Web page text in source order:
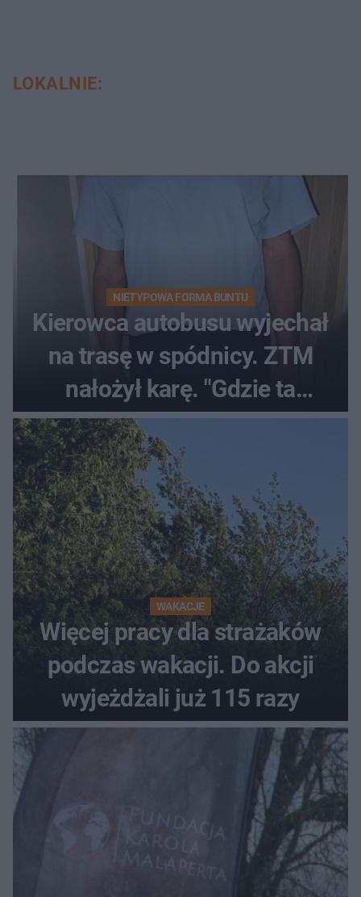
LOKALNIE:
NIETYPOWA FORMA BUNTU
Kierowca autobusu wyjechał
na trasę w spódnicy. ZTM
nałożył karę. "Gdzie ta
tolerancja?"
WAKACJE
Więcej pracy dla strażaków
podczas wakacji. Do akcji
wyjeżdżali już 115 razy